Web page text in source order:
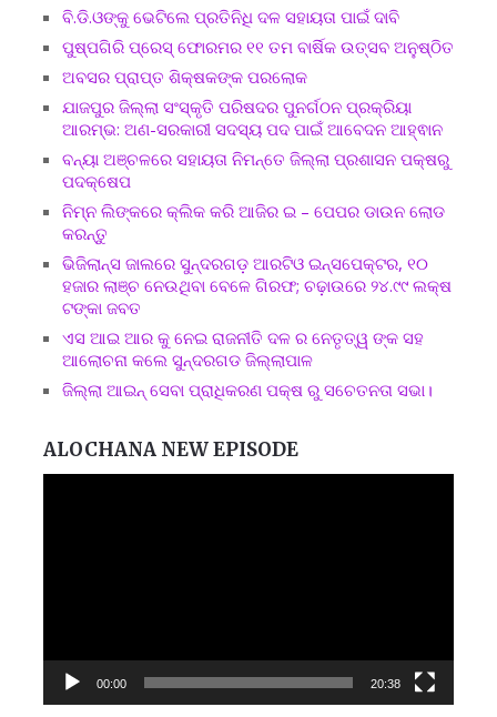
ବି.ଡି.ଓଙ୍କୁ ଭେଟିଲେ ପ୍ରତିନିଧି ଦଳ ସହାୟତା ପାଇଁ ଦାବି
ପୁଷ୍ପଗିରି ପ୍ରେସ୍ ଫୋରମର ୧୧ ତମ ବାର୍ଷିକ ଉତ୍ସବ ଅନୁଷ୍ଠିତ
ଅବସର ପ୍ରାପ୍ତ ଶିକ୍ଷକଙ୍କ ପରଲୋକ
ଯାଜପୁର ଜିଲ୍ଲା ସଂସ୍କୃତି ପରିଷଦର ପୁନର୍ଗଠନ ପ୍ରକ୍ରିୟା
ଆରମ୍ଭ: ଅଣ-ସରକାରୀ ସଦସ୍ୟ ପଦ ପାଇଁ ଆବେଦନ ଆହ୍ଵାନ
ବନ୍ୟା ଅଞ୍ଚଳରେ ସହାୟତା ନିମନ୍ତେ ଜିଲ୍ଲା ପ୍ରଶାସନ ପକ୍ଷରୁ
ପଦକ୍ଷେପ
ନିମ୍ନ ଲିଙ୍କରେ କ୍ଲିକ କରି ଆଜିର ଇ – ପେପର ଡାଉନ ଲୋଡ
କରନ୍ତୁ
ଭିଜିଲାନ୍ସ ଜାଲରେ ସୁନ୍ଦରଗଡ଼ ଆରଟିଓ ଇନ୍ସପେକ୍ଟର, ୧୦
ହଜାର ଲାଞ୍ଚ ନେଉଥିବା ବେଳେ ଗିରଫ; ଚଢ଼ାଉରେ ୨୪.୯୯ ଲକ୍ଷ
ଟଙ୍କା ଜବତ
ଏସ ଆଇ ଆର କୁ ନେଇ ରାଜନୀତି ଦଳ ର ନେତୃତ୍ୱ ଙ୍କ ସହ
ଆଲୋଚନା କଲେ ସୁନ୍ଦରଗଡ ଜିଲ୍ଲାପାଳ
ଜିଲ୍ଲା ଆଇନ୍ ସେବା ପ୍ରାଧିକରଣ ପକ୍ଷ ରୁ ସଚେତନତା ସଭା।
ALOCHANA NEW EPISODE
00:00 20:38